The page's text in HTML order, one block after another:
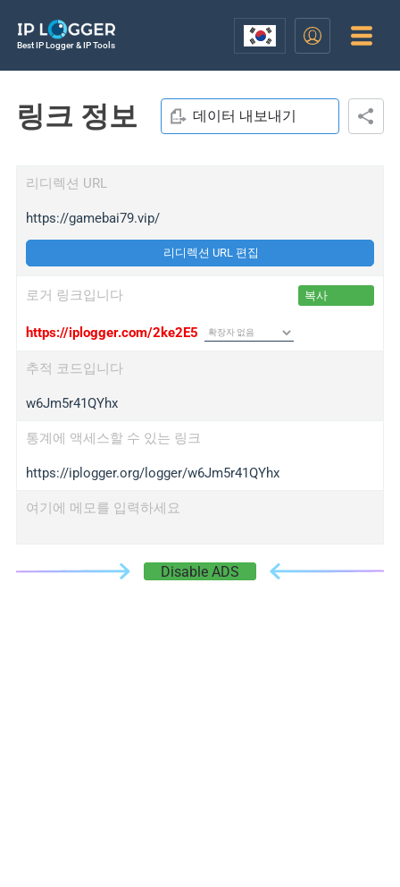
Best IP Logger & IP Tools
링크 정보 데이터 내보내기
리디렉션 URL
https://gamebai79.vip/
리디렉션 URL 편집
로거 링크입니다 복사
https://iplogger.com/2ke2E5
추적 코드입니다
w6Jm5r41QYhx
통계에 액세스할 수 있는 링크
https://iplogger.org/logger/w6Jm5r41QYhx
여기에 메모를 입력하세요
Disable ADS